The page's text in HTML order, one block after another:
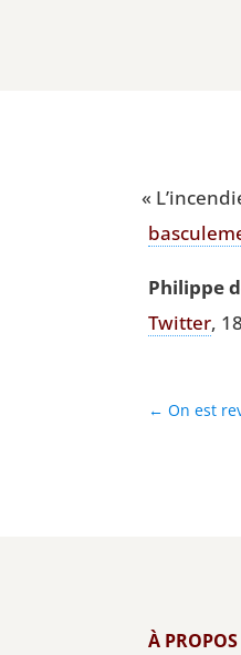
«
Phi­lippe
Twit­ter,
←On est
À